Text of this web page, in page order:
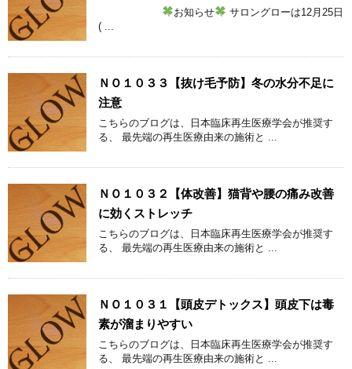
お知らせ
サロングローは12月25日
( ...
ＮＯ１０３３【抜け毛予防】冬の水分不足に
注意
こちらのブログは、日本臨床再生医療学会が推奨す
る、 最先端の再生医療由来の施術と ...
ＮＯ１０３２【体改善】猫背や腰の痛み改善
に効くストレッチ
こちらのブログは、日本臨床再生医療学会が推奨す
る、 最先端の再生医療由来の施術と ...
ＮＯ１０３１【頭皮デトックス】頭皮下は毒
素が溜まりやすい
こちらのブログは、日本臨床再生医療学会が推奨す
る、 最先端の再生医療由来の施術と ...